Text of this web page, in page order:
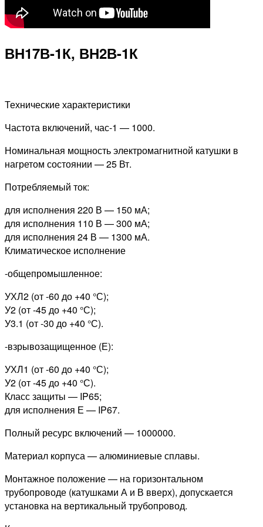
ВН17В-1К, ВН2В-1К
Технические характеристики
Частота включений, час-1 — 1000.
Номинальная мощность электромагнитной катушки в
нагретом состоянии — 25 Вт.
Потребляемый ток:
для исполнения 220 В — 150 мА;
для исполнения 110 В — 300 мА;
для исполнения 24 В — 1300 мА.
Климатическое исполнение
-общепромышленное:
УХЛ2 (от -60 до +40 °С);
У2 (от -45 до +40 °С);
У3.1 (от -30 до +40 °С).
-взрывозащищенное (Е):
УХЛ1 (от -60 до +40 °С);
У2 (от -45 до +40 °С).
Класс защиты — IP65;
для исполнения Е — IP67.
Полный ресурс включений — 1000000.
Материал корпуса — алюминиевые сплавы.
Монтажное положение — на горизонтальном
трубопроводе (катушками А и В вверх), допускается
установка на вертикальный трубопровод.